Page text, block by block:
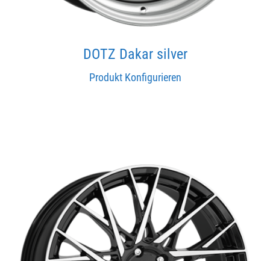
DOTZ Dakar silver
Produkt Konfigurieren